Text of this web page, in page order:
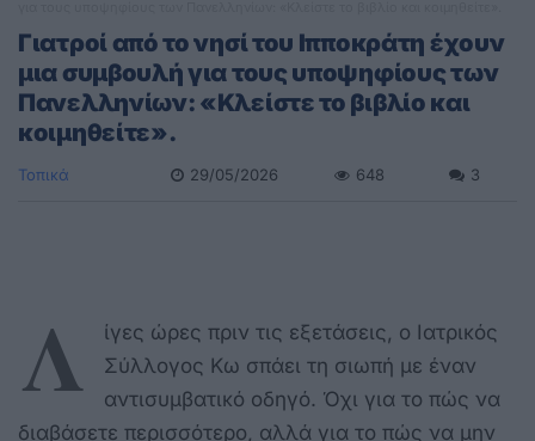
Γιατροί από το νησί του Ιπποκράτη έχουν
μια συμβουλή για τους υποψηφίους των
Πανελληνίων: «Κλείστε το βιβλίο και
κοιμηθείτε».
Τοπικά 29/05/2026 648 3
Λ
ίγες ώρες πριν τις εξετάσεις, ο Ιατρικός
Σύλλογος Κω σπάει τη σιωπή με έναν
αντισυμβατικό οδηγό. Όχι για το πώς να
διαβάσετε περισσότερο, αλλά για το πώς να μην